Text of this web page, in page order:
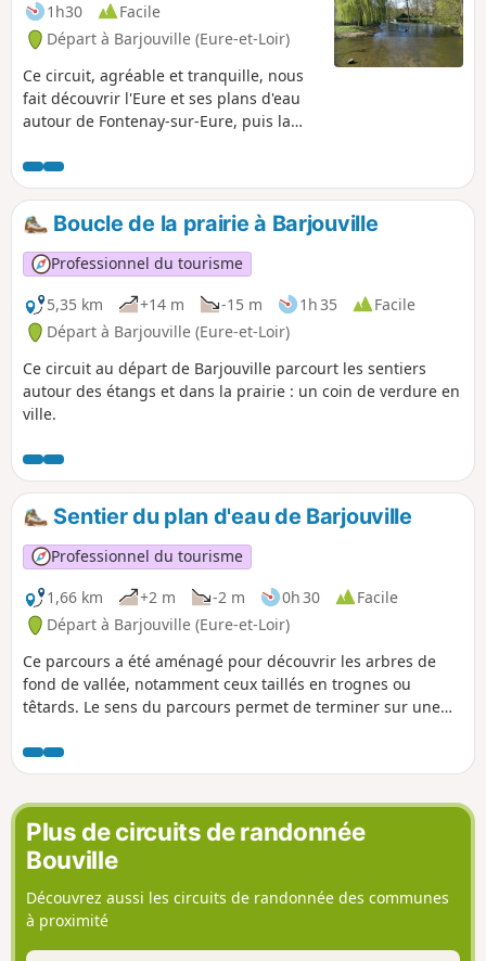
1h30
Facile
Départ à Barjouville (Eure-et-Loir)
Ce circuit, agréable et tranquille, nous
fait découvrir l'Eure et ses plans d'eau
autour de Fontenay-sur-Eure, puis la
la Cathédrale de Chartes dans le
lointain.
Boucle de la prairie à Barjouville
Professionnel du tourisme
5,35 km
+14 m -15 m 1h 35
Facile
Départ à Barjouville (Eure-et-Loir)
Ce circuit au départ de Barjouville parcourt les sentiers
autour des étangs et dans la prairie : un coin de verdure en
ville.
Sentier du plan d'eau de Barjouville
Professionnel du tourisme
1,66 km
+2 m -2 m 0h 30
Facile
Départ à Barjouville (Eure-et-Loir)
Ce parcours a été aménagé pour découvrir les arbres de
fond de vallée, notamment ceux taillés en trognes ou
têtards. Le sens du parcours permet de terminer sur une
Vallée de l'Eure.
Plus de circuits de randonnée
Bouville
Découvrez aussi les circuits de randonnée des communes
à proximité